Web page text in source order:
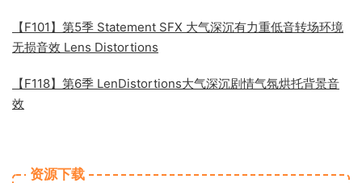
【F101】第5季 Statement SFX 大气深沉有力重低音转场环境
无损音效 Lens Distortions
【F118】第6季 LenDistortions大气深沉剧情气氛烘托背景音
效
资源下载